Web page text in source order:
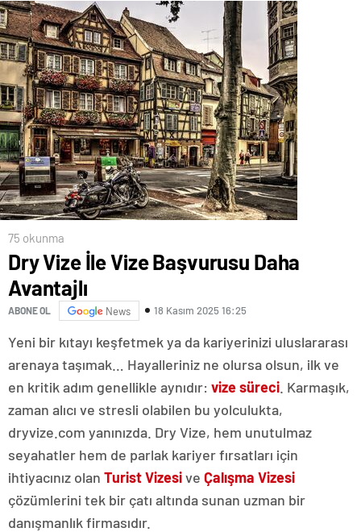
75 okunma
Dry Vize İle Vize Başvurusu Daha
Avantajlı
ABONE OL News 18 Kasım 2025 16:25
Yeni bir kıtayı keşfetmek ya da kariyerinizi uluslararası
arenaya taşımak… Hayalleriniz ne olursa olsun, ilk ve
en kritik adım genellikle aynıdır: vize süreci . Karmaşık,
zaman alıcı ve stresli olabilen bu yolculukta,
dryvize.com yanınızda. Dry Vize, hem unutulmaz
seyahatler hem de parlak kariyer fırsatları için
ihtiyacınız olan Turist Vizesive Çalışma Vizesi
çözümlerini tek bir çatı altında sunan uzman bir
danışmanlık firmasıdır.